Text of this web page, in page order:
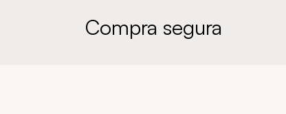
Compra segura